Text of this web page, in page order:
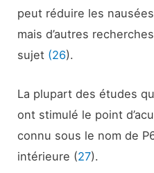
peut réduire les
mais d’autres
sujet (26).
La plupart des études
ont stimulé le point
connu sous le nom de
intérieure (27).